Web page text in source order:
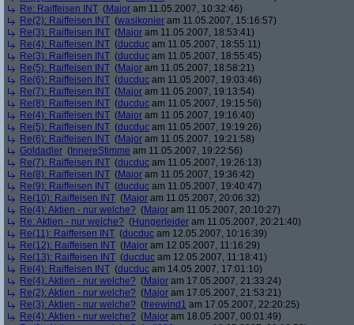
Re: Raiffeisen INT (Major am 11.05.2007, 10:32:46)
Re(2): Raiffeisen INT (wasikonier am 11.05.2007, 15:16:57)
Re(3): Raiffeisen INT (Major am 11.05.2007, 18:53:41)
Re(4): Raiffeisen INT (ducduc am 11.05.2007, 18:55:11)
Re(3): Raiffeisen INT (ducduc am 11.05.2007, 18:55:45)
Re(5): Raiffeisen INT (Major am 11.05.2007, 18:58:21)
Re(6): Raiffeisen INT (ducduc am 11.05.2007, 19:03:46)
Re(7): Raiffeisen INT (Major am 11.05.2007, 19:13:54)
Re(8): Raiffeisen INT (ducduc am 11.05.2007, 19:15:56)
Re(4): Raiffeisen INT (Major am 11.05.2007, 19:16:40)
Re(5): Raiffeisen INT (ducduc am 11.05.2007, 19:19:26)
Re(6): Raiffeisen INT (Major am 11.05.2007, 19:21:58)
Goldadler ( InnereStimme am 11.05.2007, 19:22:56)
Re(7): Raiffeisen INT (ducduc am 11.05.2007, 19:26:13)
Re(8): Raiffeisen INT (Major am 11.05.2007, 19:36:42)
Re(9): Raiffeisen INT (ducduc am 11.05.2007, 19:40:47)
Re(10): Raiffeisen INT (Major am 11.05.2007, 20:06:32)
Re(4): Aktien - nur welche? (Major am 11.05.2007, 20:10:27)
Re: Aktien - nur welche? (Hungerleider am 11.05.2007, 20:21:40)
Re(11): Raiffeisen INT (ducduc am 12.05.2007, 10:16:39)
Re(12): Raiffeisen INT (Major am 12.05.2007, 11:16:29)
Re(13): Raiffeisen INT (ducduc am 12.05.2007, 11:18:41)
Re(4): Raiffeisen INT (ducduc am 14.05.2007, 17:01:10)
Re(4): Aktien - nur welche? (Major am 17.05.2007, 21:33:24)
Re(2): Aktien - nur welche? (Major am 17.05.2007, 21:53:21)
Re(3): Aktien - nur welche? (freewind1 am 17.05.2007, 22:20:25)
Re(4): Aktien - nur welche? (Major am 18.05.2007, 00:01:49)